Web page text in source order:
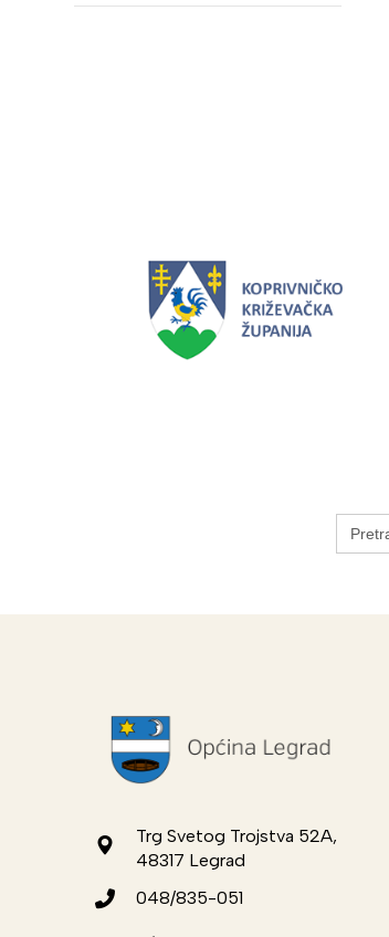
Search
for:
Trg Svetog Trojstva 52A,
48317 Legrad
048/835-051